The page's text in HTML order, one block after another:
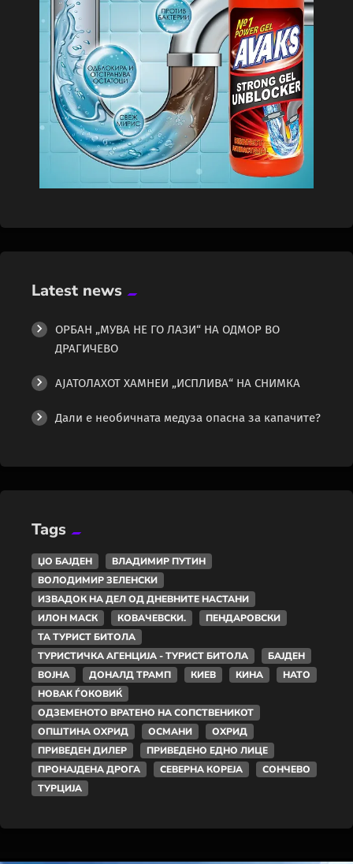
Latest news
ОРБАН „МУВА НЕ ГО ЛАЗИ“ НА ОДМОР ВО
ДРАГИЧЕВО
АЈАТОЛАХОТ ХАМНЕИ „ИСПЛИВА“ НА СНИМКА
Дали е необичната медуза опасна за капачите?
Tags
ЏО БАЈДЕН
ВЛАДИМИР ПУТИН
ВОЛОДИМИР ЗЕЛЕНСКИ
ИЗВАДОК НА ДЕЛ ОД ДНЕВНИТЕ НАСТАНИ
ИЛОН МАСК
КОВАЧЕВСКИ.
ПЕНДАРОВСКИ
ТА ТУРИСТ БИТОЛА
ТУРИСТИЧКА АГЕНЦИЈА - ТУРИСТ БИТОЛА
БАЈДЕН
ВОЈНА
ДОНАЛД ТРАМП КИЕВ КИНА
НАТО
НОВАК ЃОКОВИЌ
ОДЗЕМЕНОТО ВРАТЕНО НА СОПСТВЕНИКОТ
ОПШТИНА ОХРИД
ОСМАНИ
ОХРИД
ПРИВЕДЕН ДИЛЕР
ПРИВЕДЕНО ЕДНО ЛИЦЕ
ПРОНАЈДЕНА ДРОГА
СЕВЕРНА КОРЕЈА
СОНЧЕВО
ТУРЦИЈА